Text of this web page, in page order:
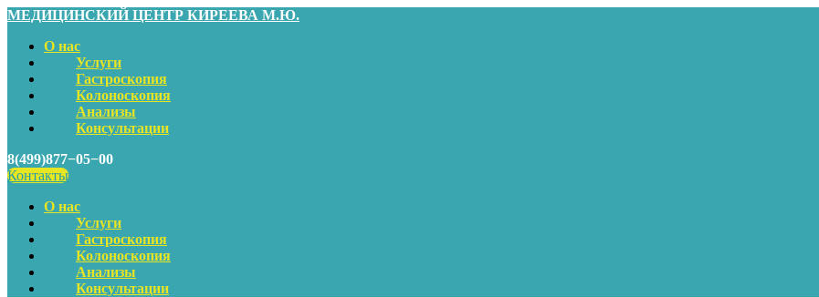
МЕДИЦИНСКИЙ ЦЕНТР КИРЕЕВА М.Ю.
О нас
Услуги
Гастроскопия
Колоноскопия
Анализы
Консультации
8(499)877−05−00
Контакты
О нас
Услуги
Гастроскопия
Колоноскопия
Анализы
Консультации